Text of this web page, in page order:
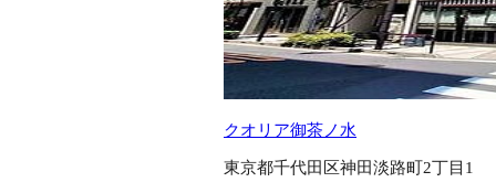
クオリア御茶ノ水
東京都千代田区神田淡路町2丁目1